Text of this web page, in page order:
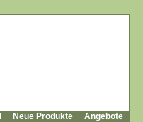
Neue Produkte Angebote